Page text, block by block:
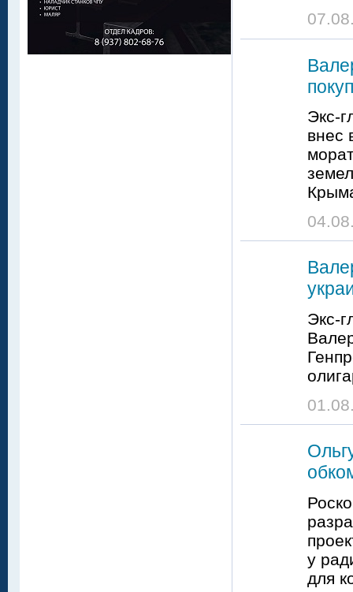
Экс-
внес
Экс-
у
для